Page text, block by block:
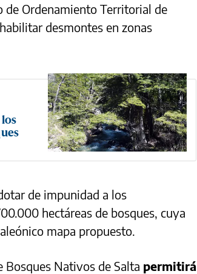
Ordenamiento Territorial de
desmontes en zonas
de impunidad a los
hectáreas de bosques, cuya
mapa propuesto.
Nativos de Salta permitirá